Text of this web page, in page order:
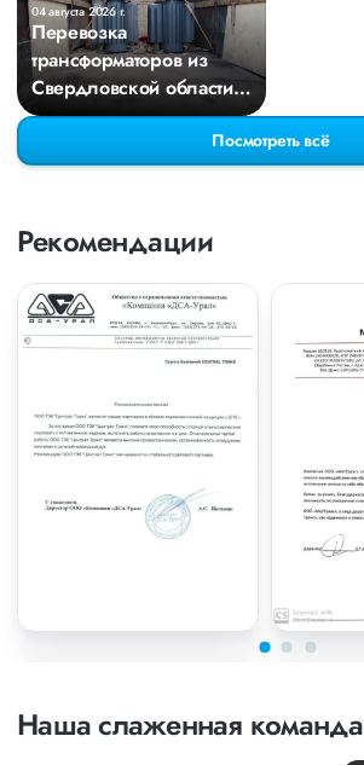
04 августа 2026 г.
Перевозка
трансформаторов из
Свердловской области в
Киров
Посмотреть всё
Рекомендации
Наша слаженная команда